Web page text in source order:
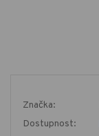
Značka:
Dostupnost: